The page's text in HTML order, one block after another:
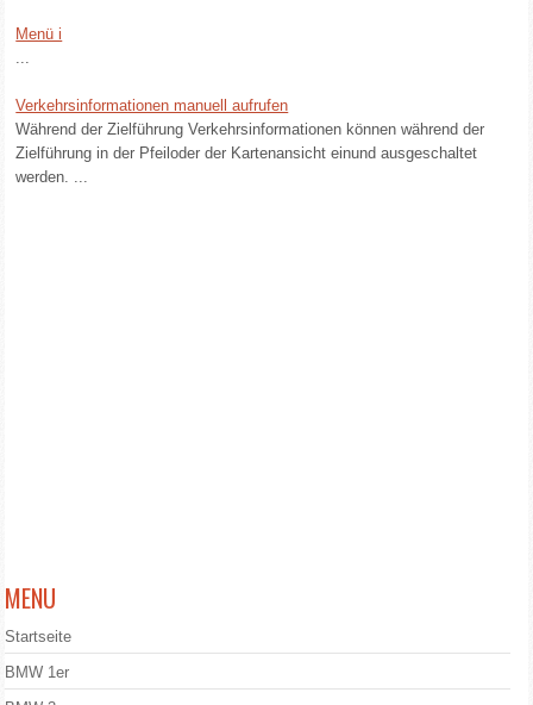
Menü i
...
Verkehrsinformationen manuell aufrufen
Während der Zielführung Verkehrsinformationen können während der
Zielführung in der Pfeiloder der Kartenansicht einund ausgeschaltet
werden. ...
MENU
Startseite
BMW 1er